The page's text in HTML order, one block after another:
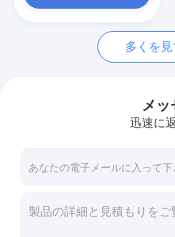
2500のパフ使い捨て可能
3000のパフ使い捨て可能
4000のパフ使い捨て可
3500のパフ使い捨て可能
多くを
メッ
迅速に